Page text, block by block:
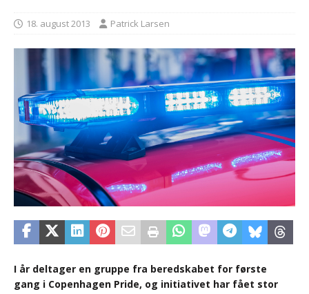
18. august 2013 Patrick Larsen
I år deltager en gruppe fra beredskabet for første
gang i Copenhagen Pride, og initiativet har fået stor